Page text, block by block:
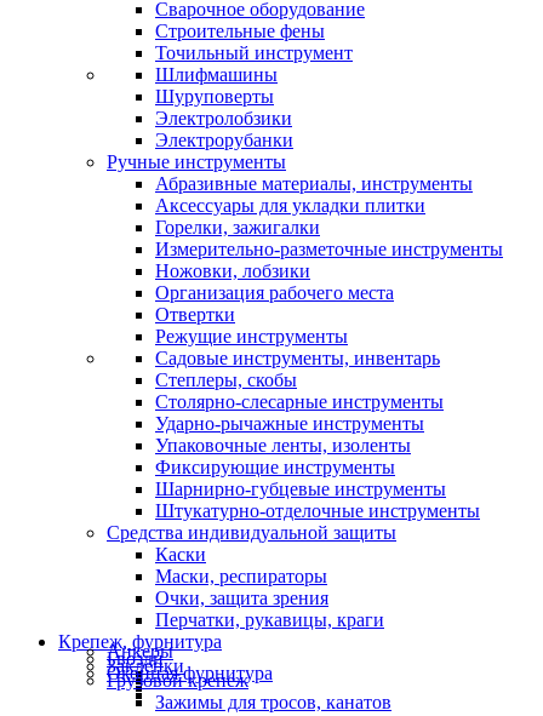
Сварочное оборудование
Строительные фены
Точильный инструмент
Шлифмашины
Шуруповерты
Электролобзики
Электрорубанки
Ручные инструменты
Абразивные материалы, инструменты
Аксессуары для укладки плитки
Горелки, зажигалки
Измерительно-разметочные инструменты
Ножовки, лобзики
Организация рабочего места
Отвертки
Режущие инструменты
Садовые инструменты, инвентарь
Степлеры, скобы
Столярно-слесарные инструменты
Ударно-рычажные инструменты
Упаковочные ленты, изоленты
Фиксирующие инструменты
Шарнирно-губцевые инструменты
Штукатурно-отделочные инструменты
Средства индивидуальной защиты
Каски
Маски, респираторы
Очки, защита зрения
Перчатки, рукавицы, краги
Крепеж, фурнитура
Анкеры
Гвозди
Заклепки
Оконная фурнитура
Грузовой крепеж
Зажимы для тросов, канатов